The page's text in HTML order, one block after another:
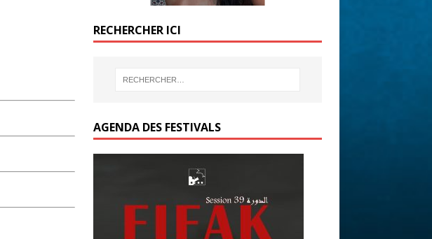
RECHERCHER ICI
AGENDA DES FESTIVALS